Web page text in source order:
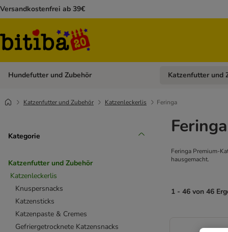
Versandkostenfrei ab 39€
Hundefutter und Zubehör Kategorie-Menü
Katzenfutter und
Katzenfutter und Zubehör Katzenleckerlis Feringa
Kategorie
Katzenfutter und Zubehör
Katzenleckerlis
Knuspersnacks
Katzensticks
Katzenpaste & Cremes
Gefriergetrocknete Katzensnacks
Feringa Premium-
hausgemacht.
1 - 46 von 46